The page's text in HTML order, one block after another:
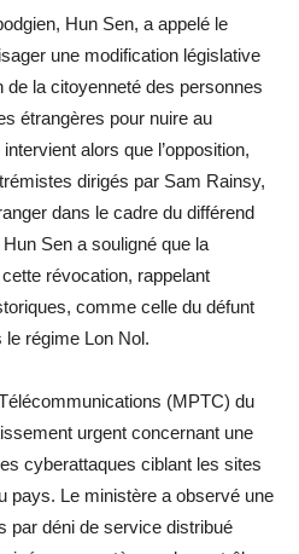
Hun Sen, a appelé le
une modification législative
de la citoyenneté des personnes
étrangères pour nuire au
alors que l’opposition,
dirigés par Sam Rainsy,
dans le cadre du différend
Sen a souligné que la
révocation, rappelant
comme celle du défunt
régime Lon Nol.
(MPTC) du
urgent concernant une
cyberattaques ciblant les sites
pays. Le ministère a observé une
par déni de service distribué